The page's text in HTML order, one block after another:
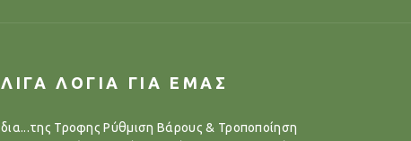
ΛΙΓΑ ΛΟΓΙΑ ΓΙΑ ΕΜΑΣ
δια...της Τροφης Ρύθμιση Βάρους & Τροποποίηση